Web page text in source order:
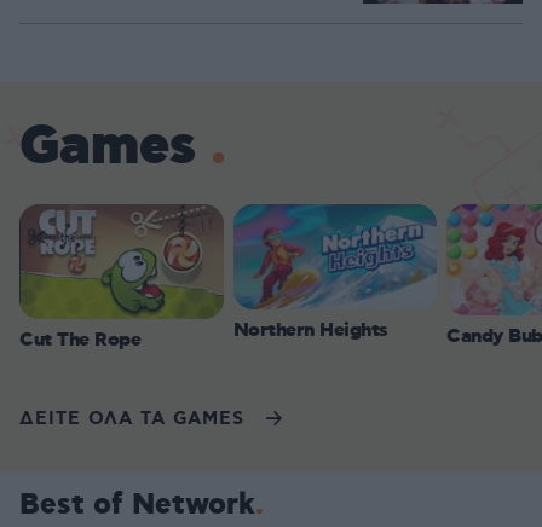
Games
Cut The Rope Northern Heights Candy
ΔΕΙΤΕ ΟΛΑ ΤΑ GAMES
Best of Network